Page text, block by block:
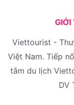
GIỚI
Viettourist -
Việt Nam. Tiếp
tâm du lịch
DV